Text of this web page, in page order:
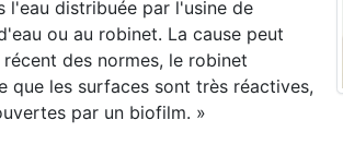
l'eau distribuée par l'usine de
ou au robinet. La cause peut
des normes, le robinet
que les surfaces sont très réactives,
par un biofilm. »